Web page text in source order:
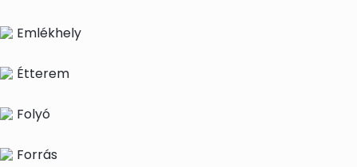
Emlékhely
Étterem
Folyó
Forrás